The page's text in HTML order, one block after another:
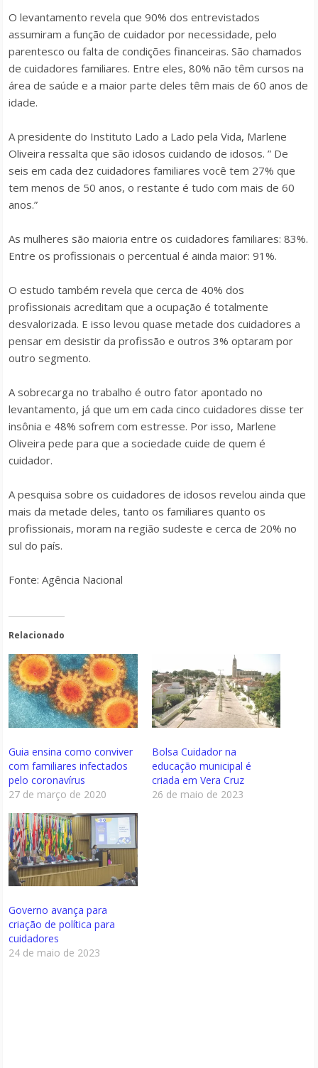
O levantamento revela que 90% dos entrevistados
assumiram a função de cuidador por necessidade, pelo
parentesco ou falta de condições financeiras. São chamados
de cuidadores familiares. Entre eles, 80% não têm cursos na
área de saúde e a maior parte deles têm mais de 60 anos de
idade.
A presidente do Instituto Lado a Lado pela Vida, Marlene
Oliveira ressalta que são idosos cuidando de idosos. ” De
seis em cada dez cuidadores familiares você tem 27% que
tem menos de 50 anos, o restante é tudo com mais de 60
anos.”
As mulheres são maioria entre os cuidadores familiares: 83%.
Entre os profissionais o percentual é ainda maior: 91%.
O estudo também revela que cerca de 40% dos
profissionais acreditam que a ocupação é totalmente
desvalorizada. E isso levou quase metade dos cuidadores a
pensar em desistir da profissão e outros 3% optaram por
outro segmento.
A sobrecarga no trabalho é outro fator apontado no
levantamento, já que um em cada cinco cuidadores disse ter
insônia e 48% sofrem com estresse. Por isso, Marlene
Oliveira pede para que a sociedade cuide de quem é
cuidador.
A pesquisa sobre os cuidadores de idosos revelou ainda que
mais da metade deles, tanto os familiares quanto os
profissionais, moram na região sudeste e cerca de 20% no
sul do país.
Fonte: Agência Nacional
Relacionado
Guia ensina como conviver
com familiares infectados
pelo coronavírus
27 de março de 2020
Bolsa Cuidador na
educação municipal é
criada em Vera Cruz
26 de maio de 2023
Governo avança para
criação de política para
cuidadores
24 de maio de 2023